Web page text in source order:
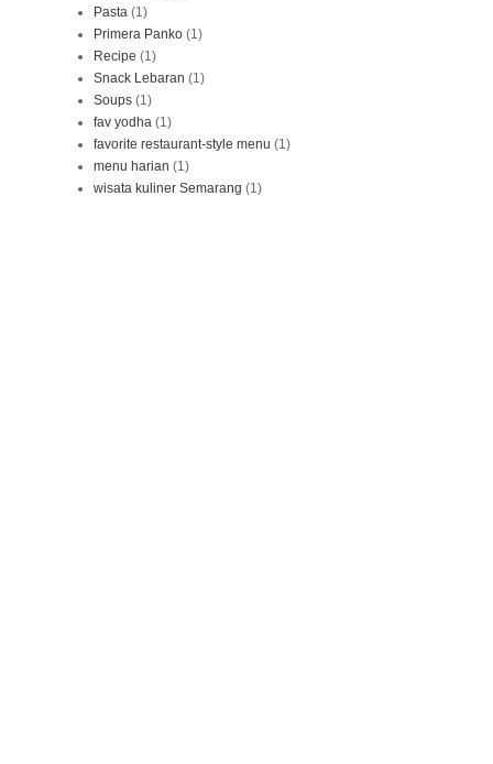
Pasta (1)
Primera Panko (1)
Recipe (1)
Snack Lebaran (1)
Soups (1)
fav yodha (1)
favorite restaurant-style menu (1)
menu harian (1)
wisata kuliner Semarang (1)